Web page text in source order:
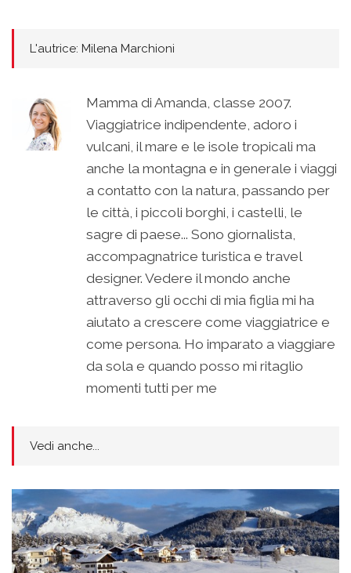
L'autrice: Milena Marchioni
Mamma di Amanda, classe 2007.
Viaggiatrice indipendente, adoro i
vulcani, il mare e le isole tropicali ma
anche la montagna e in generale i viaggi
a contatto con la natura, passando per
le città, i piccoli borghi, i castelli, le
sagre di paese... Sono giornalista,
accompagnatrice turistica e travel
designer. Vedere il mondo anche
attraverso gli occhi di mia figlia mi ha
aiutato a crescere come viaggiatrice e
come persona. Ho imparato a viaggiare
da sola e quando posso mi ritaglio
momenti tutti per me
Vedi anche...